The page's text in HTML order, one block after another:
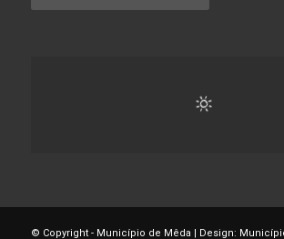
© Copyright - Município de Mêda | Design: